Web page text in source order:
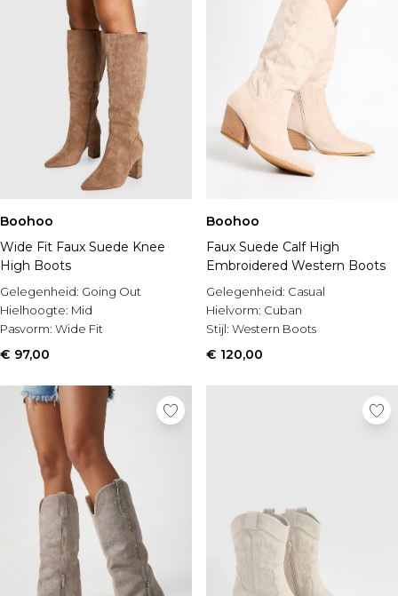
Boohoo
Wide Fit Faux Suede Knee
High Boots
Gelegenheid: Going Out
Hielhoogte: Mid
Pasvorm: Wide Fit
€ 97,00
Boohoo
Faux Suede Calf High
Embroidered Western Boots
Gelegenheid: Casual
Hielvorm: Cuban
Stijl: Western Boots
€ 120,00